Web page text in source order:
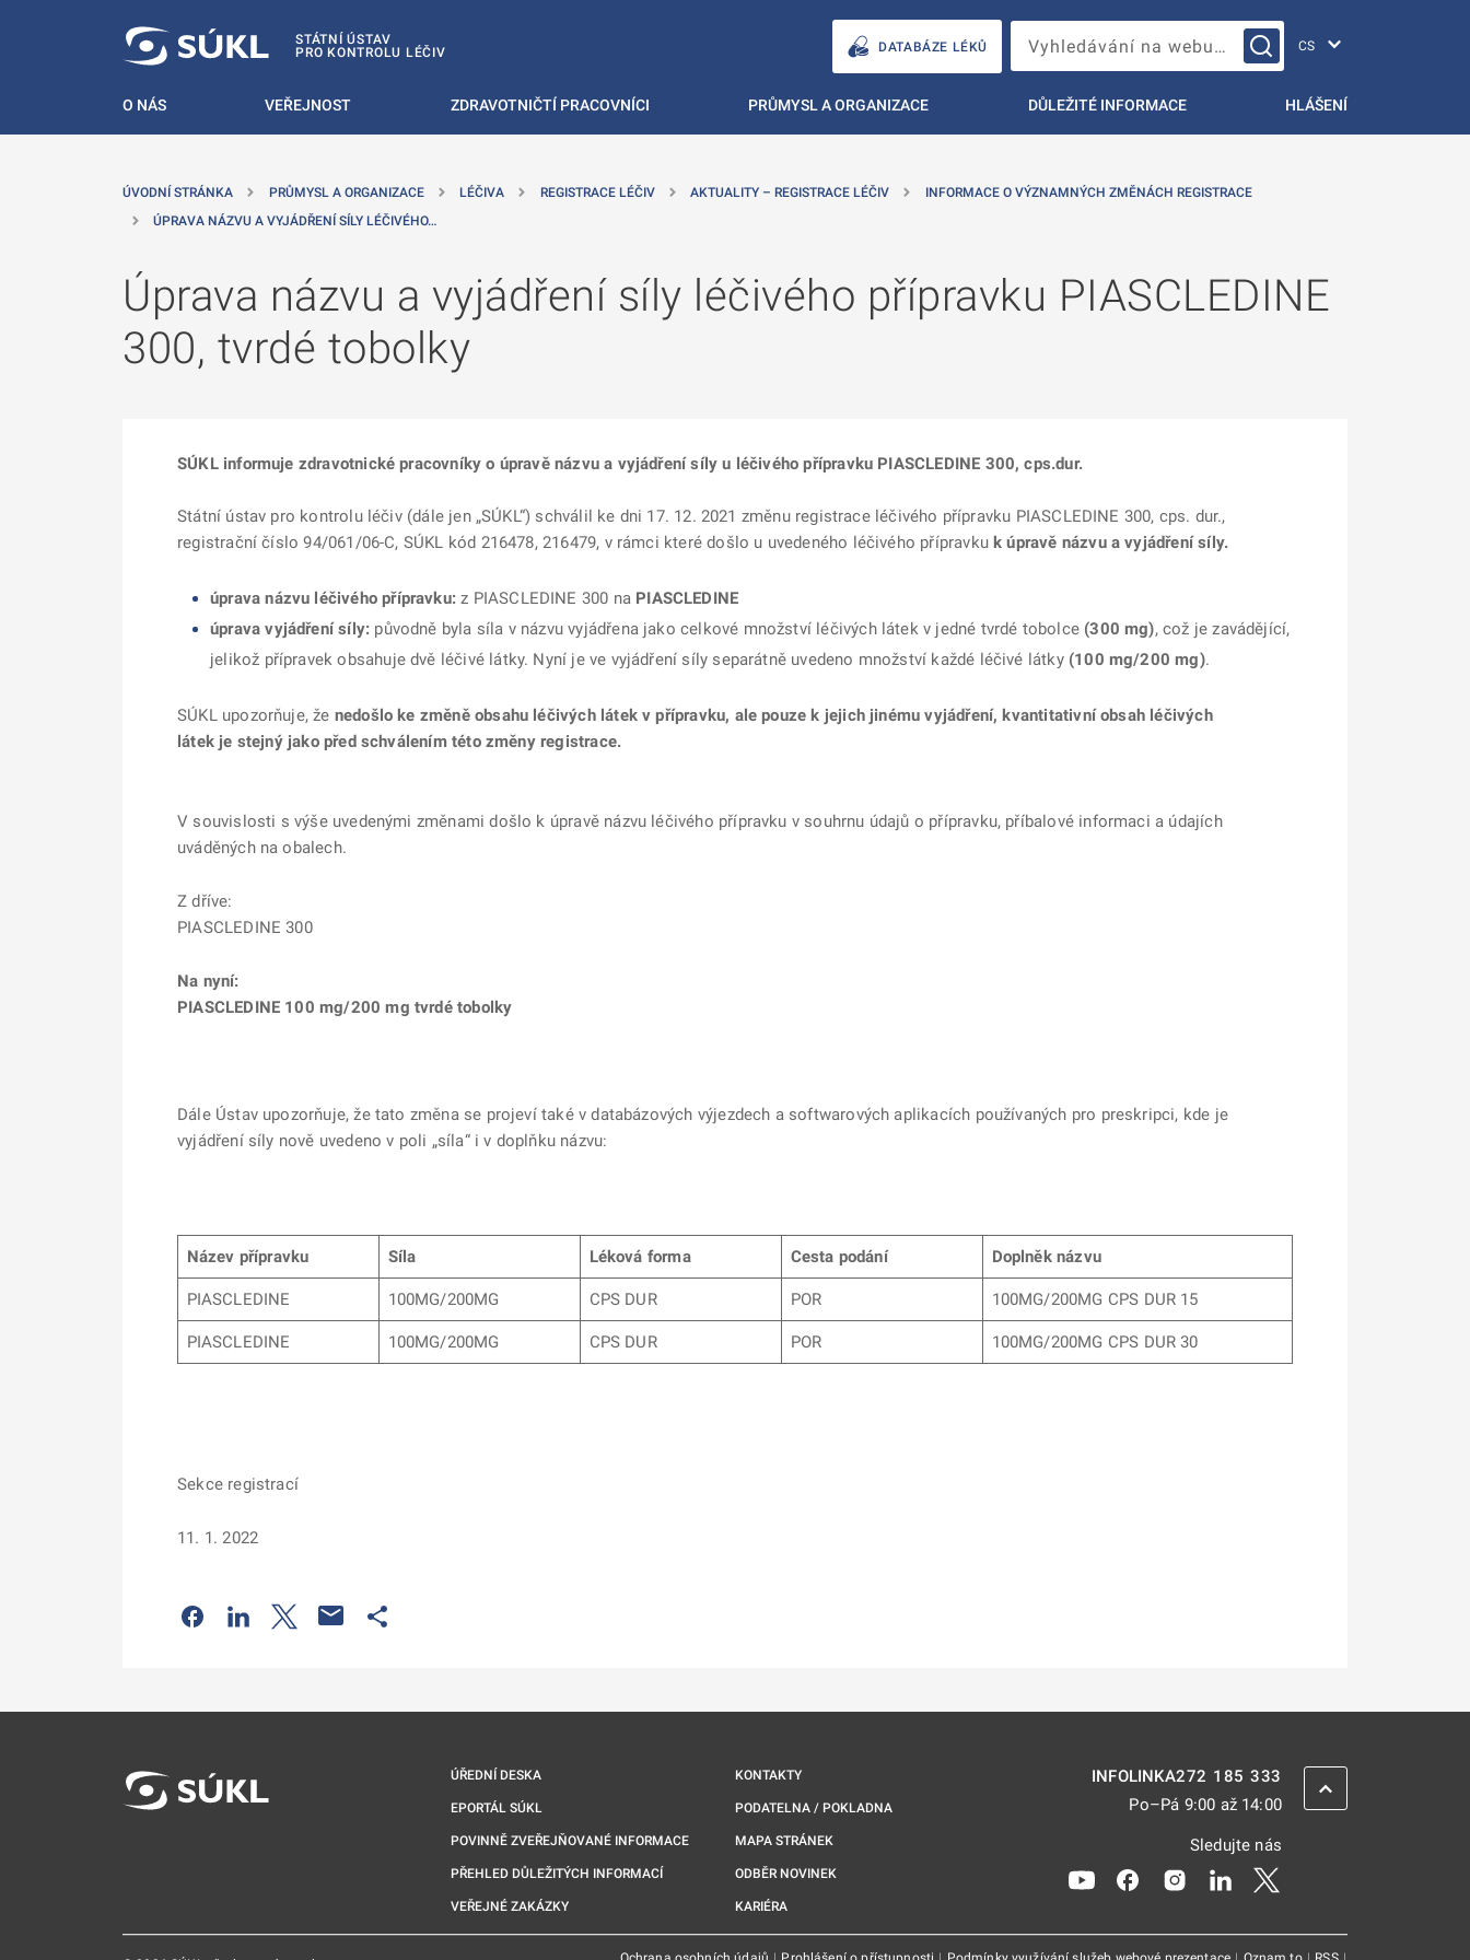
STÁTNÍ ÚSTAV
PRO KONTROLU LÉČIV
DATABÁZE LÉKŮ Vyhledávání na webu…
O NÁS VEŘEJNOST ZDRAVOTNIČTÍ PRACOVNÍCI PRŮMYSL A ORGANIZACE DŮLEŽITÉ INFORMACE HLÁŠENÍ
ÚVODNÍ STRÁNKA PRŮMYSL A ORGANIZACE LÉČIVA REGISTRACE LÉČIV AKTUALITY – REGISTRACE LÉČIV
INFORMACE O VÝZNAMNÝCH ZMĚNÁCH REGISTRACE
ÚPRAVA NÁZVU A VYJÁDŘENÍ SÍLY LÉČIVÉHO…
Úprava názvu a vyjádření síly léčivého přípravku PIASCLEDINE
300, tvrdé tobolky
SÚKL informuje zdravotnické pracovníky o úpravě názvu a vyjádření síly u léčivého přípravku PIASCLEDINE 300, cps.dur.
Státní ústav pro kontrolu léčiv (dále jen „SÚKL“) schválil ke dni 17. 12. 2021 změnu registrace léčivého přípravku PIASCLEDINE 300, cps. dur.,
registrační číslo 94/061/06-C, SÚKL kód 216478, 216479, v rámci které došlo u uvedeného léčivého přípravku k úpravě názvu a vyjádření síly.
úprava názvu léčivého přípravku: z PIASCLEDINE 300 na PIASCLEDINE
úprava vyjádření síly: původně byla síla v názvu vyjádřena jako celkové množství léčivých látek v jedné tvrdé tobolce (300 mg), což je zavádějící,
jelikož přípravek obsahuje dvě léčivé látky. Nyní je ve vyjádření síly separátně uvedeno množství každé léčivé látky (100 mg/200 mg).
SÚKL upozorňuje, že nedošlo ke změně obsahu léčivých látek v přípravku, ale pouze k jejich jinému vyjádření, kvantitativní obsah léčivých
látek je stejný jako před schválením této změny registrace.
V souvislosti s výše uvedenými změnami došlo k úpravě názvu léčivého přípravku v souhrnu údajů o přípravku, příbalové informaci a údajích
uváděných na obalech.
Z dříve:
PIASCLEDINE 300
Na nyní:
PIASCLEDINE 100 mg/200 mg tvrdé tobolky
Dále Ústav upozorňuje, že tato změna se projeví také v databázových výjezdech a softwarových aplikacích používaných pro preskripci, kde je
vyjádření síly nově uvedeno v poli „síla“ i v doplňku názvu:
Název přípravku Síla Léková forma Cesta podání Doplněk názvu
PIASCLEDINE 100MG/200MG CPS DUR POR 100MG/200MG CPS DUR 15
PIASCLEDINE 100MG/200MG CPS DUR POR 100MG/200MG CPS DUR 30
Sekce registrací
11. 1. 2022
Odkaz se otevře na nové kartě
Odkaz se otevře na nové kartě
Odkaz se otevře na nové kartě
ÚŘEDNÍ DESKA
EPORTÁL SÚKL
POVINNĚ ZVEŘEJŇOVANÉ INFORMACE
PŘEHLED DŮLEŽITÝCH INFORMACÍ
VEŘEJNÉ ZAKÁZKY
KONTAKTY
PODATELNA / POKLADNA
MAPA STRÁNEK
ODBĚR NOVINEK
KARIÉRA
INFOLINKA272 185 333
Po–Pá 9:00 až 14:00
Sledujte nás
Odkaz se otevře na nové kartě
Odkaz se otevře na nové kartě
Odkaz se otevře na nové kartě
Odkaz se otevře na nové
ZPĚT NAHORU